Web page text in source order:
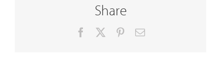
Share
Facebook Pinterest
E-